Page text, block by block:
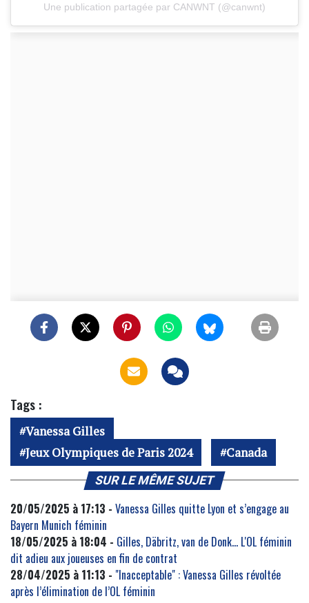
Une publication partagée par CANWNT (@canwnt)
Tags :
Vanessa Gilles
Jeux Olympiques de Paris 2024
Canada
SUR LE MÊME SUJET
20/05/2025 à 17:13 - Vanessa Gilles quitte Lyon et s’engage au
Bayern Munich féminin
18/05/2025 à 18:04 - Gilles, Däbritz, van de Donk… L'OL féminin
dit adieu aux joueuses en fin de contrat
28/04/2025 à 11:13 - "Inacceptable" : Vanessa Gilles révoltée
après l’élimination de l’OL féminin